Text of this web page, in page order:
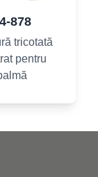
878
tricotată
pentru